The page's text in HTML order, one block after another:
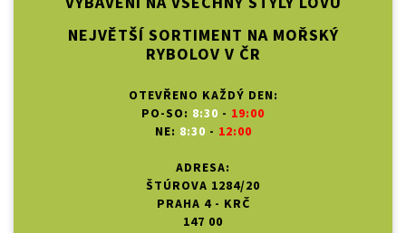
NEJVĚTŠÍ SORTIMENT NA MOŘSKÝ
RYBOLOV V ČR
OTEVŘENO KAŽDÝ DEN:
PO-SO: 8:30 - 19:00
NE: 8:30 - 12:00
ADRESA:
ŠTÚROVA 1284/20
PRAHA 4 - KRČ
147 00